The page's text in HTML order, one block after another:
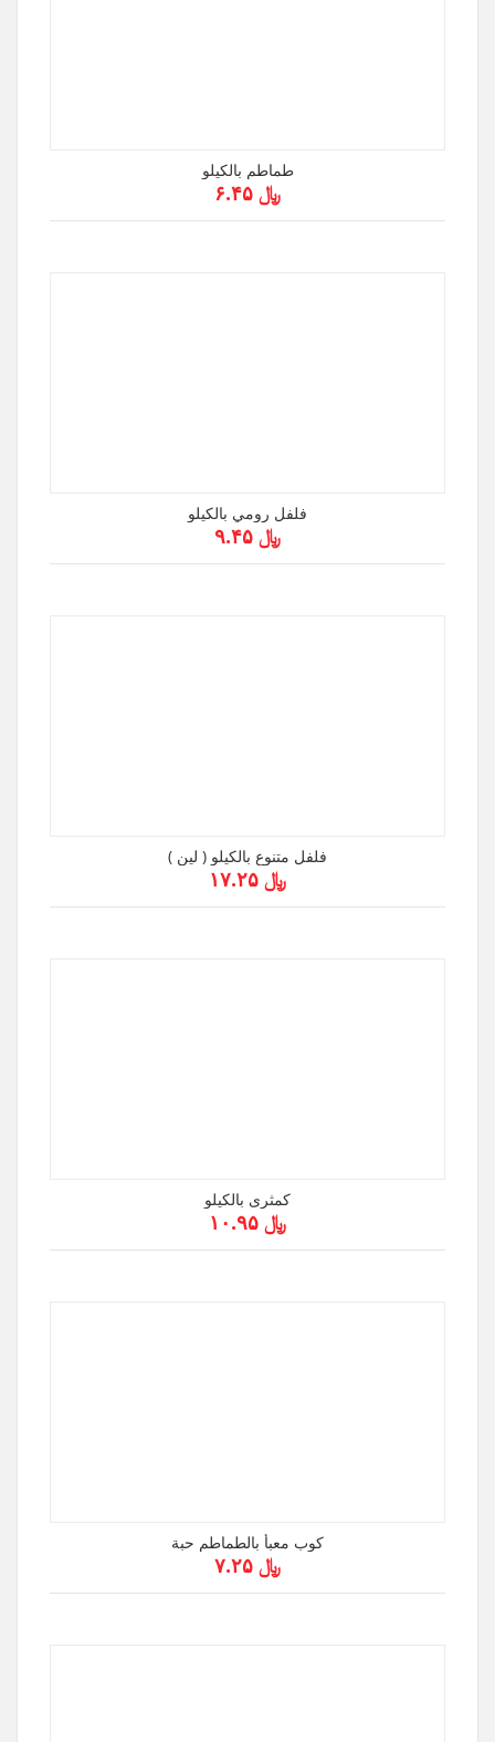
طماطم بالكيلو
﷼ ۶.۴۵
فلفل رومي بالكيلو
﷼ ۹.۴۵
فلفل متنوع بالكيلو ( لين )
﷼ ۱۷.۲۵
كمثرى بالكيلو
﷼ ۱۰.۹۵
كوب معبأ بالطماطم حبة
﷼ ۷.۲۵